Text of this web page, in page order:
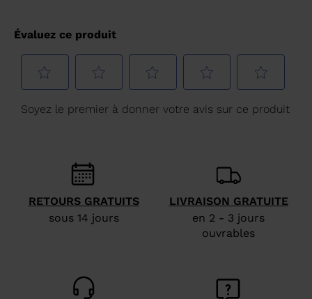
RETOURS GRATUITS
sous 14 jours
LIVRAISON GRATUITE
en 2 - 3 jours
ouvrables